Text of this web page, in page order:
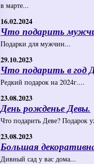
в марте...
16.02.2024
Что подарить
Подарки для мужчин...
29.10.2023
Что подарить в год
Редкий подарок на 2024г....
23.08.2023
День рожденье Девы.
Что подарить Деве? Подарок
23.08.2023
Большая
Дивный сад у вас дома...